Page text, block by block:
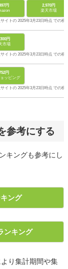
円
2,970円
楽天市場
イトの 2025年3月23日時点 での税
円
市場
イトの 2025年3月23日時点 での税
円
ョッピング
イトの 2025年3月23日時点 での税
参考にする
キングも参考にし
ング
ンキング
り集計期間や集